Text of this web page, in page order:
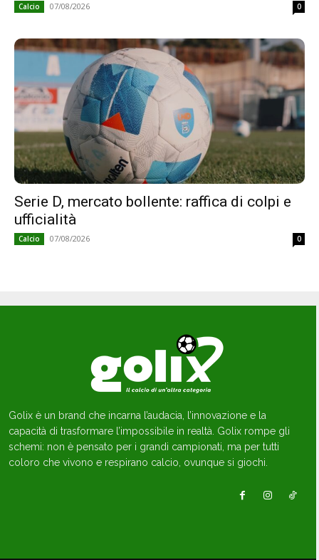
Calcio 07/08/2026 0
Serie D, mercato bollente: raffica di colpi e
ufficialità
Calcio 07/08/2026 0
Golix è un brand che incarna l’audacia, l’innovazione e la
capacità di trasformare l’impossibile in realtà. Golix rompe gli
schemi: non è pensato per i grandi campionati, ma per tutti
coloro che vivono e respirano calcio, ovunque si giochi.